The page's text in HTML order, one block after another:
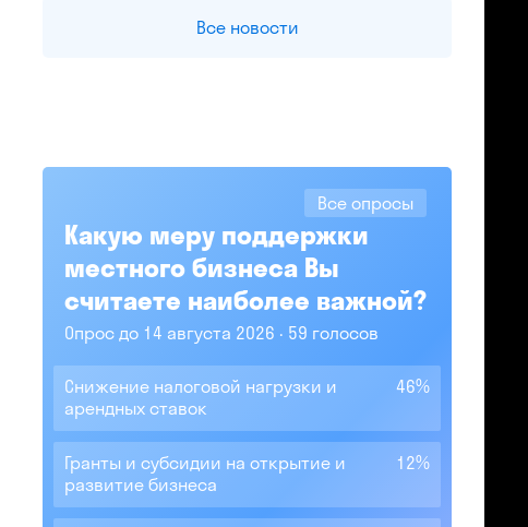
Все новости
Все опросы
Какую меру поддержки
местного бизнеса Вы
считаете наиболее важной?
Опрос до 14 августа 2026 59 голосов
Снижение налоговой нагрузки и
арендных ставок
46%
Гранты и субсидии на открытие и
развитие бизнеса
12%